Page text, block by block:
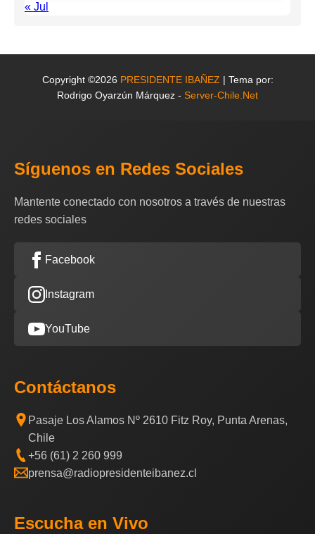
« Jul
Copyright ©2026 PRESIDENTE IBAÑEZ | Tema por:
Rodrigo Oyarzún Márquez - Server-Chile.Net
Síguenos en Redes Sociales
Mantente conectado con nosotros a través de nuestras
redes sociales
Facebook
Instagram
YouTube
Contáctanos
Pasaje Los Alamos Nº 2610 Fitz Roy, Punta Arenas,
Chile
+56 (61) 2 260 999
prensa@radiopresidenteibanez.cl
Escucha en Vivo